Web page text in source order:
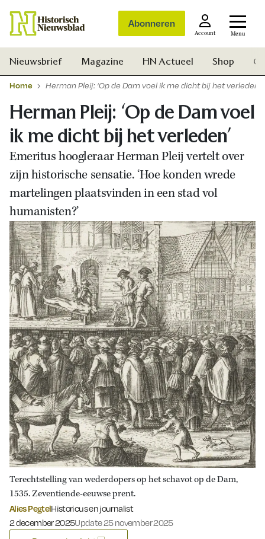
Abonneren
Account Menu
Zoek
Nieuwsbrief Magazine HN Actueel Shop
Home Herman Pleij: ‘Op de Dam voel ik me dicht bij het verleden’
Herman Pleij: ‘Op de Dam voel
ik me dicht bij het verleden’
Emeritus hoogleraarHerman Pleij vertelt over
zijn historische sensatie. ‘Hoe konden wrede
martelingen plaatsvinden in een stad vol
humanisten?’
Terechtstelling van wederdopers op het schavot op de Dam,
1535. Zeventiende-eeuwse prent.
Alies PegtelHistoricus en journalist
Gepubliceerd op:
2 december 2025Update 25 november 2025